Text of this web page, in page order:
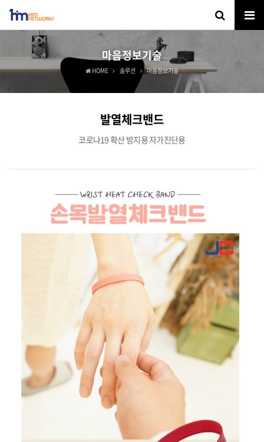
마음정보기술
HOME 솔루션 마음정보기술
발열체크밴드
코로나19 확산 방지용 자가진단용